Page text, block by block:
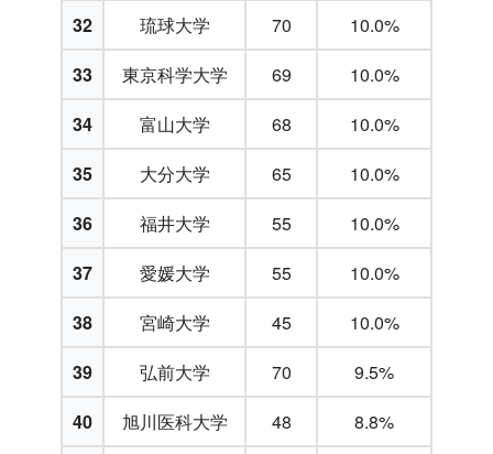
32
琉球大学 70
10.0%
33
東京科学大学 69
10.0%
34
富山大学 68
10.0%
35
大分大学 65
10.0%
36
福井大学 55
10.0%
37
愛媛大学 55
10.0%
38
宮崎大学 45
10.0%
39
弘前大学 70
9.5%
40
旭川医科大学 48 8.8%